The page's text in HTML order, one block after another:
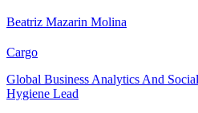
Beatriz Mazarin Molina
Cargo
Global Business Analytics And
Hygiene Lead